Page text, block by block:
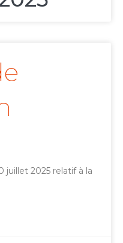
juillet 2025 relatif à la